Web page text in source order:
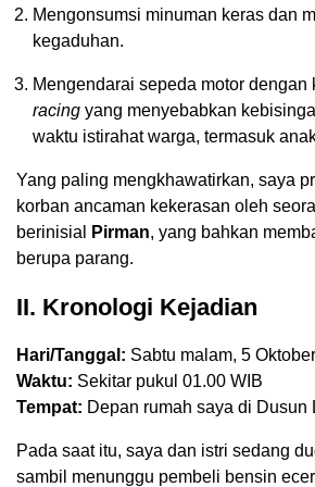
Mengonsumsi minuman keras dan
kegaduhan.
Mengendarai sepeda motor dengan
racing yang menyebabkan
waktu istirahat warga, termasuk
Yang paling mengkhawatirkan, saya
korban ancaman kekerasan oleh
berinisial
Pirman, yang bahkan
berupa parang.
II. Kronologi Kejadian
Hari/Tanggal: Sabtu malam, 5
Waktu: Sekitar pukul 01.00 WIB
Tempat: Depan rumah saya di Dusun
Pada saat itu, saya dan istri sedang
sambil menunggu pembeli bensin